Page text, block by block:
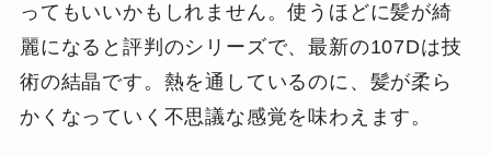
ってもいいかもしれません。使うほどに髪が綺
麗になると評判のシリーズで、最新の107Dは技
術の結晶です。熱を通しているのに、髪が柔ら
かくなっていく不思議な感覚を味わえます。